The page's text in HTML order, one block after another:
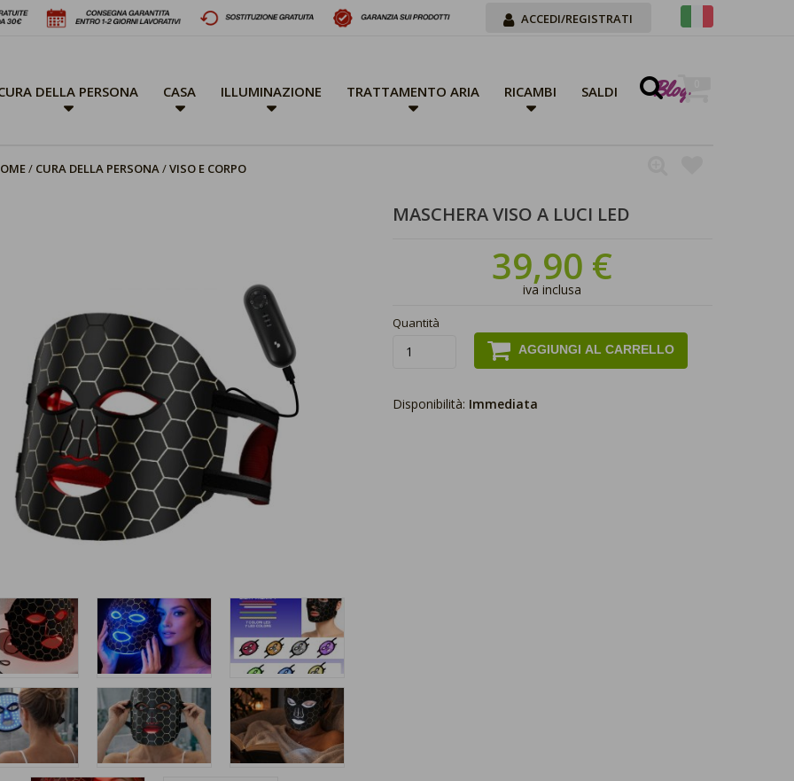
ACCEDI/REGISTRATI
DELLA PERSONA CASA ILLUMINAZIONE TRATTAMENTO ARIA RICAMBI SALDI Blog
CURA DELLA PERSONA VISO E CORPO
MASCHERA VISO A LUCI LED
39,90 €
iva inclusa
Quantità
AGGIUNGI AL CARRELLO
Disponibilità: Immediata